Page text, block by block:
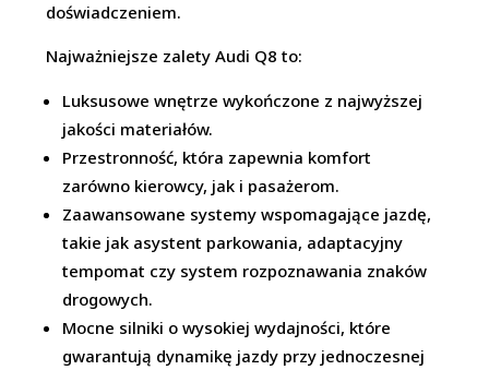
doświadczeniem.
Najważniejsze zalety Audi Q8 to:
Luksusowe wnętrze wykończone z najwyższej
jakości materiałów.
Przestronność, która zapewnia komfort
zarówno kierowcy, jak i pasażerom.
Zaawansowane systemy wspomagające jazdę,
takie jak asystent parkowania, adaptacyjny
tempomat czy system rozpoznawania znaków
drogowych.
Mocne silniki o wysokiej wydajności, które
gwarantują dynamikę jazdy przy jednoczesnej